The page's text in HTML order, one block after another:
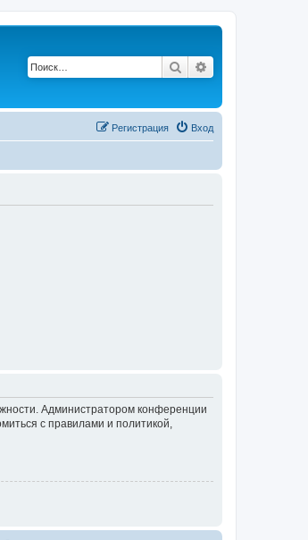
Поиск
Вход
Регистрация
Администратором конференции
с правилами и политикой,